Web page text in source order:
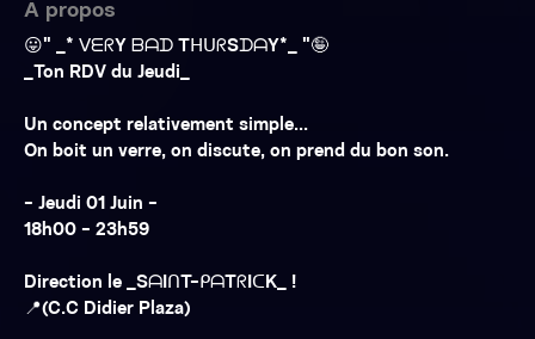
À propos
😛" _* ᐯᗴᖇY ᗷᗩᗪ TᕼᑌᖇSᗪᗩY*_ "🤪
_Ton RDV du Jeudi_
Un concept relativement simple...
On boit un verre, on discute, on prend du bon son.
- Jeudi 01 Juin -
18h00 - 23h59
Direction le _SᗩIᑎT-ᑭᗩTᖇIᑕK_ !
📍(C.C Didier Plaza)